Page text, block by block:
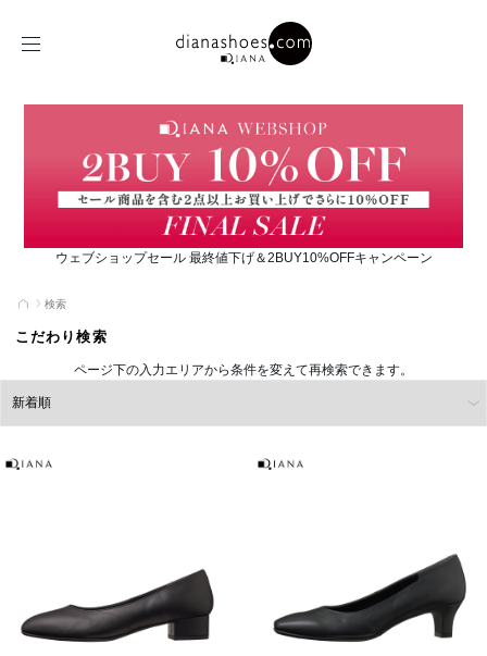
ウェブショップセール 最終値下げ＆2BUY10%OFFキャンペーン
検索
こだわり検索
ページ下の入力エリアから条件を変えて再検索できます。